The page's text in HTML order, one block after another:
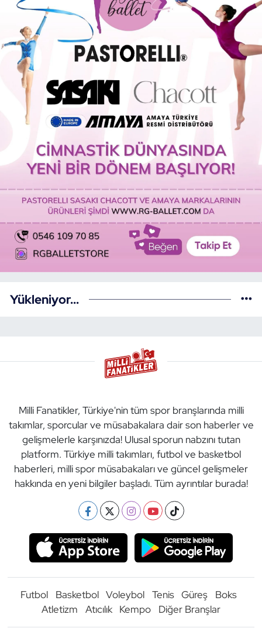
Yükleniyor...
Milli Fanatikler, Türkiye'nin tüm spor branşlarında milli
takımlar, sporcular ve müsabakalara dair son haberler ve
gelişmelerle karşınızda! Ulusal sporun nabzını tutan
platform. Türkiye milli takımları, futbol ve basketbol
haberleri, milli spor müsabakaları ve güncel gelişmeler
hakkında en yeni bilgiler başladı. Tüm ayrıntılar burada!
Futbol Basketbol Voleybol Tenis Güreş
Boks
Atletizm
Atıcılık Kempo Diğer Branşlar